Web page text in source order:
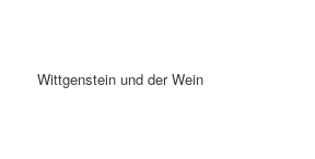
Wittgenstein und der Wein